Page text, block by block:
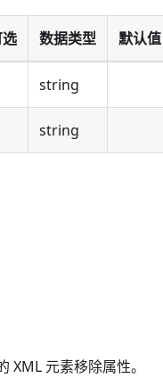
数据类型 默认值
string
string
XML 元素移除属性。